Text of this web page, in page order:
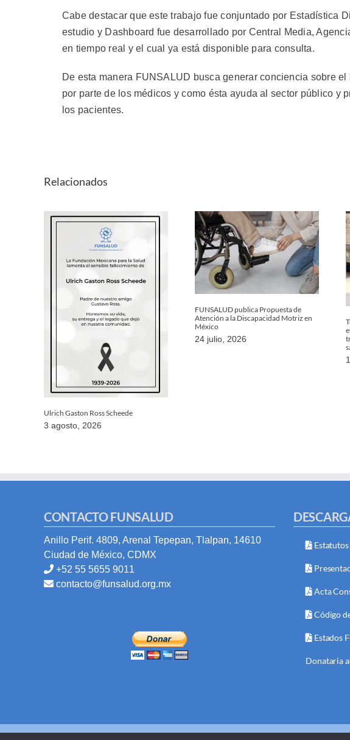
Cabe destacar que este trabajo fue conjuntado por Estadística
estudio y Dashboard fue desarrollado por Central Media,
en tiempo real y el cual ya está disponible para consulta.
De esta manera FUNSALUD busca generar conciencia sobre
por parte de los médicos y como ésta ayuda al sector público y
los pacientes.
Relacionados
Ulrich Gaston Ross Scheede
3 agosto, 2026
FUNSALUD publica Propuesta de
Atención a la Discapacidad Motriz en
México
24 julio, 2026
CONTACTO FUNSALUD
Anillo Perif. 4809, Arenal Tepepan, Tlalpan, 14610
Ciudad de México, CDMX
+52 55 5655 9011
contacto@funsalud.org.mx
Estatutos
Acta
Código
Estados
Donataria